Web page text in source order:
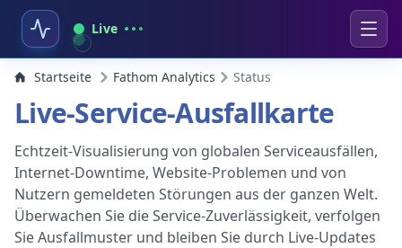
Live
Startseite Fathom Analytics Status
Live-Service-Ausfallkarte
Echtzeit-Visualisierung von globalen Serviceausfällen,
Internet-Downtime, Website-Problemen und von
Nutzern gemeldeten Störungen aus der ganzen Welt.
Überwachen Sie die Service-Zuverlässigkeit, verfolgen
Sie Ausfallmuster und bleiben Sie durch Live-Updates